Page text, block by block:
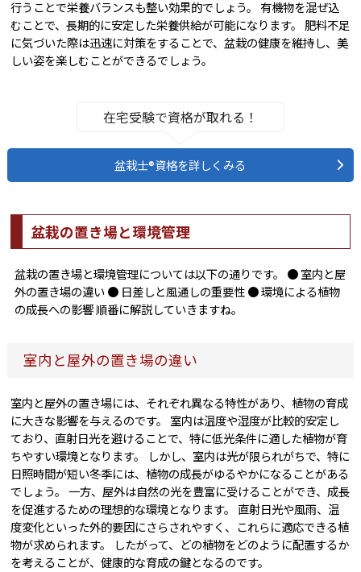
行うことで栄養バランスも整い効果的でしょう。 有機物を混ぜ込
むことで、長期的に安定した栄養供給が可能になります。 肥料不足
に気づいた際は迅速に対策をすることで、盆栽の健康を維持し、美
しい姿を楽しむことができるでしょう。
在宅受験で資格が取れる！
盆栽士®資格を詳しくみる
盆栽の置き場と環境管理
盆栽の置き場と環境管理については以下の通りです。 ● 室内と屋
外の置き場の違い ● 日差しと風通しの重要性 ● 環境による植物
の成長への影響 順番に解説していきますね。
室内と屋外の置き場の違い
室内と屋外の置き場には、それぞれ異なる特性があり、植物の育成
に大きな影響を与えるのです。 室内は温度や湿度が比較的安定し
ており、直射日光を避けることで、特に低光条件に適した植物が育
ちやすい環境となります。 しかし、室内は光が限られがちで、特に
日照時間が短い冬季には、植物の成長がゆるやかになることがある
でしょう。 一方、屋外は自然の光を豊富に受けることができ、成長
を促進するための理想的な環境となります。 直射日光や風雨、温
度変化といった外的要因にさらされやすく、これらに適応できる植
物が求められます。 したがって、どの植物をどのように配置するか
を考えることが、健康的な育成の鍵となるのです。